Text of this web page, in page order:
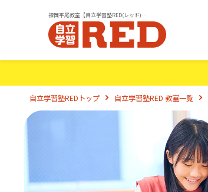
福岡平尾教室【自立学習塾RED(レッド)】｜小学生・中学生・高校生の学習塾
自立学習塾REDトップ 自立学習塾RED 教室一覧